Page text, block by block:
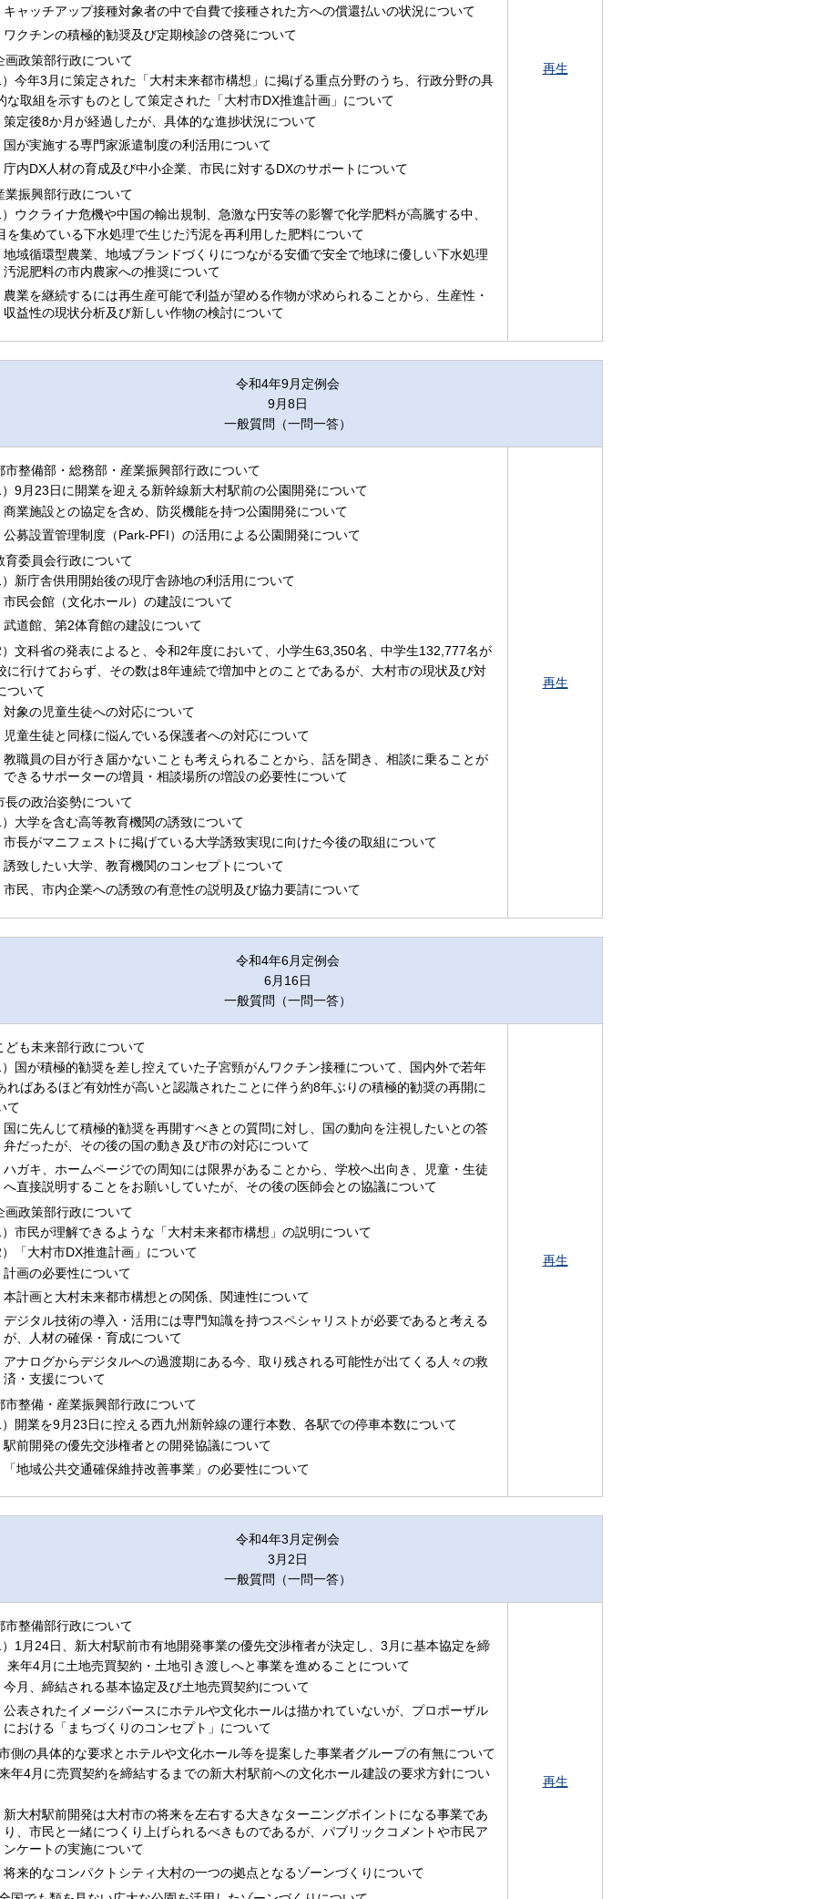
キャッチアップ接種対象者の中で自費で接種された方への償還払いの状況について
ワクチンの積極的勧奨及び定期検診の啓発について
画政策部行政について
）今年3月に策定された「大村未来都市構想」に掲げる重点分野のうち、行政分野の具
な取組を示すものとして策定された「大村市DX推進計画」について
策定後8か月が経過したが、具体的な進捗状況について
国が実施する専門家派遣制度の利活用について
庁内DX人材の育成及び中小企業、市民に対するDXのサポートについて
業振興部行政について
）ウクライナ危機や中国の輸出規制、急激な円安等の影響で化学肥料が高騰する中、
を集めている下水処理で生じた汚泥を再利用した肥料について
地域循環型農業、地域ブランドづくりにつながる安価で安全で地球に優しい下水処理
汚泥肥料の市内農家への推奨について
農業を継続するには再生産可能で利益が望める作物が求められることから、生産性・
収益性の現状分析及び新しい作物の検討について
再生
令和4年9月定例会
9月8日
一般質問（一問一答）
市整備部・総務部・産業振興部行政について
）9月23日に開業を迎える新幹線新大村駅前の公園開発について
商業施設との協定を含め、防災機能を持つ公園開発について
公募設置管理制度（Park-PFI）の活用による公園開発について
育委員会行政について
）新庁舎供用開始後の現庁舎跡地の利活用について
市民会館（文化ホール）の建設について
武道館、第2体育館の建設について
）文科省の発表によると、令和2年度において、小学生63,350名、中学生132,777名が
に行けておらず、その数は8年連続で増加中とのことであるが、大村市の現状及び対
ついて
対象の児童生徒への対応について
児童生徒と同様に悩んでいる保護者への対応について
教職員の目が行き届かないことも考えられることから、話を聞き、相談に乗ることが
できるサポーターの増員・相談場所の増設の必要性について
長の政治姿勢について
）大学を含む高等教育機関の誘致について
市長がマニフェストに掲げている大学誘致実現に向けた今後の取組について
誘致したい大学、教育機関のコンセプトについて
市民、市内企業への誘致の有意性の説明及び協力要請について
再生
令和4年6月定例会
6月16日
一般質問（一問一答）
ども未来部行政について
）国が積極的勧奨を差し控えていた子宮頸がんワクチン接種について、国内外で若年
ればあるほど有効性が高いと認識されたことに伴う約8年ぶりの積極的勧奨の再開に
て
国に先んじて積極的勧奨を再開すべきとの質問に対し、国の動向を注視したいとの答
弁だったが、その後の国の動き及び市の対応について
ハガキ、ホームページでの周知には限界があることから、学校へ出向き、児童・生徒
へ直接説明することをお願いしていたが、その後の医師会との協議について
画政策部行政について
）市民が理解できるような「大村未来都市構想」の説明について
）「大村市DX推進計画」について
計画の必要性について
本計画と大村未来都市構想との関係、関連性について
デジタル技術の導入・活用には専門知識を持つスペシャリストが必要であると考える
が、人材の確保・育成について
アナログからデジタルへの過渡期にある今、取り残される可能性が出てくる人々の救
済・支援について
市整備・産業振興部行政について
）開業を9月23日に控える西九州新幹線の運行本数、各駅での停車本数について
駅前開発の優先交渉権者との開発協議について
「地域公共交通確保維持改善事業」の必要性について
再生
令和4年3月定例会
3月2日
一般質問（一問一答）
市整備部行政について
）1月24日、新大村駅前市有地開発事業の優先交渉権者が決定し、3月に基本協定を締
来年4月に土地売買契約・土地引き渡しへと事業を進めることについて
今月、締結される基本協定及び土地売買契約について
公表されたイメージパースにホテルや文化ホールは描かれていないが、プロポーザル
における「まちづくりのコンセプト」について
側の具体的な要求とホテルや文化ホール等を提案した事業者グループの有無について
年4月に売買契約を締結するまでの新大村駅前への文化ホール建設の要求方針につい
新大村駅前開発は大村市の将来を左右する大きなターニングポイントになる事業であ
り、市民と一緒につくり上げられるべきものであるが、パブリックコメントや市民ア
ンケートの実施について
将来的なコンパクトシティ大村の一つの拠点となるゾーンづくりについて
再生